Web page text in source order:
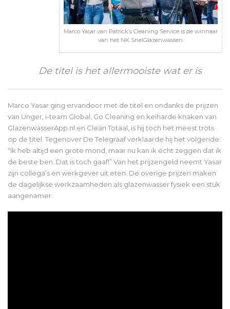
Marco Yasar van Patrick’s Cleaning Service is de winnaar
van het NK SnelGlazenwassen.
De titel is het allermooiste wat er is
Marco Yasar ging ervandoor met de titel en ondanks de prijzen
van Unger, i-team Global, Go Cleaning en keiharde knaken van
GlazenwasserApp.nl en Clean Totaal, is hij toch het meest trots
op de titel. Tegenover De Telegraaf verklaarde hij het volgende:
“Ik heb altijd een grote mond, maar nu kan ik écht zeggen dat ik
de beste ben. Dat is toch gaaf!” Van het prijzengeld neemt Yasar
zijn collega’s en werkgever uit eten. De overige prijzen maken
de dagelijkse werkzaamheden als glazenwasser fysiek een stuk
aangenamer.